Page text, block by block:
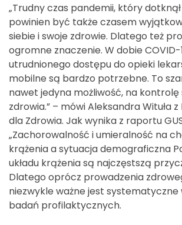
„Trudny czas pandemii, który
powinien być także czasem
siebie i swoje zdrowie. Dlatego też
ogromne znaczenie. W dobie COVID-
utrudnionego dostępu do opieki
mobilne są bardzo potrzebne. To
nawet jedyna możliwość, na
zdrowia.” – mówi Aleksandra Wituła z
dla Zdrowia. Jak wynika z raportu
„Zachorowalność i umieralność na
krążenia a sytuacja demograficzna
układu krążenia są najczęstszą
Dlatego oprócz prowadzenia
niezwykle ważne jest systematyczne
badań profilaktycznych.